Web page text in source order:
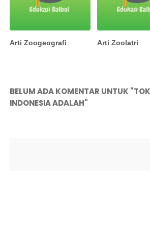
Arti Zoogeografi Arti Zoolatri
BELUM ADA KOMENTAR UNTUK
INDONESIA ADALAH"